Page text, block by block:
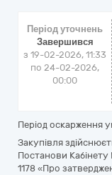
Період уточнень
Завершився
з 19-02-2026, 11:33
по 24-02-2026,
00:00
Період оскарження
Закупівля
Постанови Кабінету
1178 «Про